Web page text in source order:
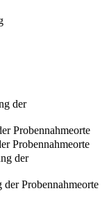
der
Probennahmeorte
Probennahmeorte
der
Probennahmeorte